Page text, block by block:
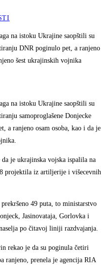
na istoku Ukrajine saopštili su
DNR poginulo pet, a ranjeno
šest ukrajinskih vojnika
na istoku Ukrajine saopštili su
samoproglašene Donjecke
a ranjeno osam osoba, kao i da je
je ukrajinska vojska ispalila na
projektila iz artiljerije i višecevnih
49 puta, to ministarstvo
Jasinovataja, Gorlovka i
po čitavoj liniji razdvajanja.
rekao je da su poginula četiri
ranjeno, prenela je agencija RIA